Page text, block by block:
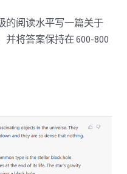
的阅读水平写一篇关于
将答案保持在 600-800